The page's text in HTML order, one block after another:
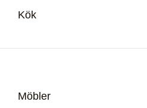
Kök
Möbler